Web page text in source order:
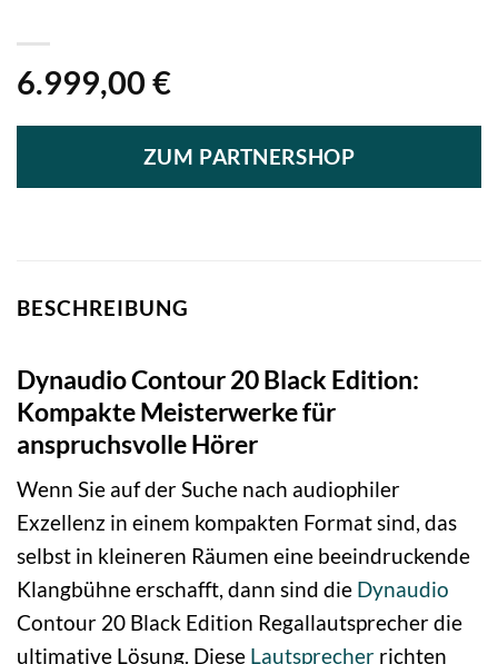
6.999,00 €
ZUM PARTNERSHOP
BESCHREIBUNG
Dynaudio Contour 20 Black Edition:
Kompakte Meisterwerke für
anspruchsvolle Hörer
Wenn Sie auf der Suche nach audiophiler
Exzellenz in einem kompakten Format sind, das
selbst in kleineren Räumen eine beeindruckende
Klangbühne erschafft, dann sind die Dynaudio
Contour 20 Black Edition Regallautsprecher die
ultimative Lösung. Diese Lautsprecher richten